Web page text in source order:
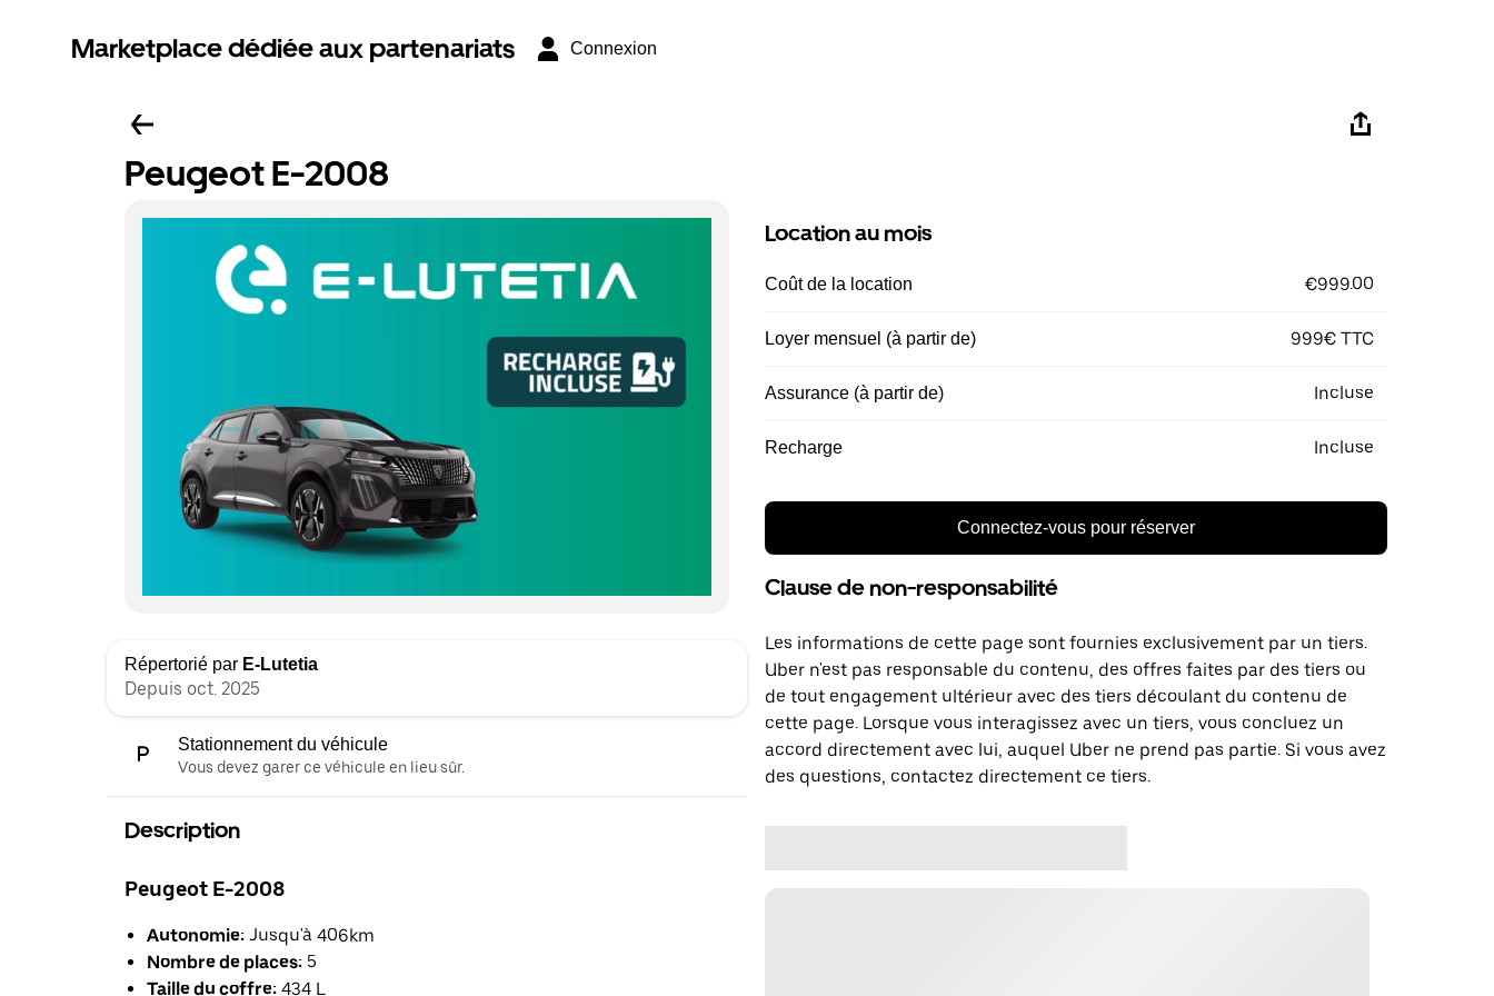
Marketplace dédiée aux partenariats Connexion
Peugeot E-2008
Répertorié par E-Lutetia
Depuis oct. 2025
Stationnement du véhicule
Vous devez garer ce véhicule en lieu sûr.
Description
Peugeot E-2008
Autonomie: Jusqu'à 406km
Nombre de places: 5
Taille du coffre: 434 L
Location au mois
Coût de la location €999.00
Loyer mensuel (à partir de) 999€ TTC
Assurance (à partir de) Incluse
Recharge Incluse
Connectez-vous pour réserver
Clause de non-responsabilité
Les informations de cette page sont fournies exclusivement par un tiers.
Uber n'est pas responsable du contenu, des offres faites par des tiers ou
de tout engagement ultérieur avec des tiers découlant du contenu de
cette page. Lorsque vous interagissez avec un tiers, vous concluez un
accord directement avec lui, auquel Uber ne prend pas partie. Si vous avez
des questions, contactez directement ce tiers.